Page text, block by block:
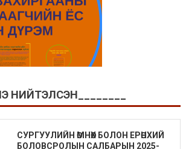
НИЙТЭЛСЭН________
СУРГУУЛИЙН ӨМНӨХ БОЛОН ЕРӨНХИЙ
БОЛОВСРОЛЫН САЛБАРЫН 2025-